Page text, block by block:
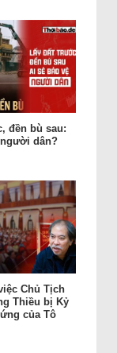
đền bù sau:
dân?
Chủ Tịch
Thiều bị Kỷ
của Tô